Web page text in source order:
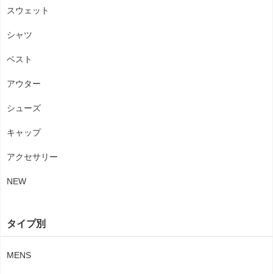
スウェット
シャツ
ベスト
アウター
シューズ
キャップ
アクセサリー
NEW
タイプ別
MENS